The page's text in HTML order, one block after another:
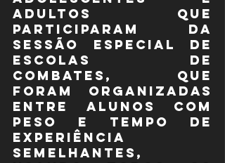
adultos que
participaram da
sessão especial de
Escolas de
Combates, que
foram organizadas
entre alunos com
peso e tempo de
experiência
semelhantes,